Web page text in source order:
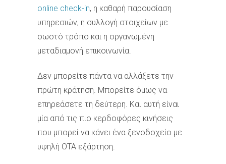
online check-in, η καθαρή παρουσίαση
υπηρεσιών, η συλλογή στοιχείων με
σωστό τρόπο και η οργανωμένη
μεταδιαμονή επικοινωνία.
Δεν μπορείτε πάντα να αλλάξετε την
πρώτη κράτηση. Μπορείτε όμως να
επηρεάσετε τη δεύτερη. Και αυτή είναι
μία από τις πιο κερδοφόρες κινήσεις
που μπορεί να κάνει ένα ξενοδοχείο με
υψηλή OTA εξάρτηση.